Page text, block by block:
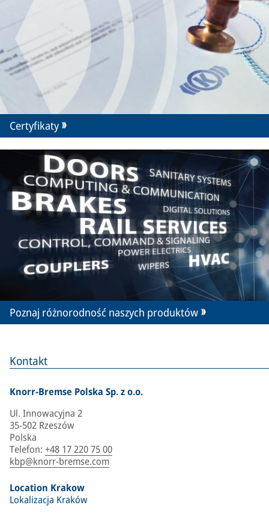
Kontakt
Knorr-Bremse Polska Sp. z o.o.
Ul. Innowacyjna 2
35-502 Rzeszów
Polska
Telefon: +48 17 220 75 00
kbp@knorr-bremse.com
Location Krakow
Lokalizacja Kraków
Certyfikaty
Poznaj różnorodność naszych produktów